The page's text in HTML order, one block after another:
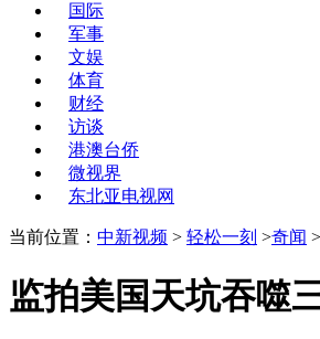
国际
军事
文娱
体育
财经
访谈
港澳台侨
微视界
东北亚电视网
当前位置： 中新视频 > 轻松一刻 >奇闻 >
监拍美国天坑吞噬